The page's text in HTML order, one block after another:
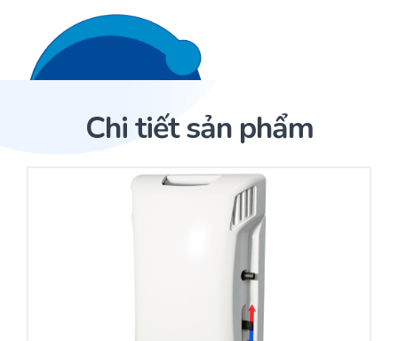
Trang ChủChi tiết sản phẩm
Trang Chủ Sản phẩm Cảm biến ACI